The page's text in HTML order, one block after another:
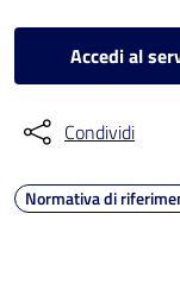
Accedi al
Condividi
Normativa di